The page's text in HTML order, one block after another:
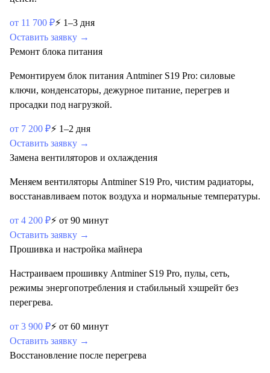
от 11 700 ₽⚡ 1–3 дня
Оставить заявку →
Ремонт блока питания
Ремонтируем блок питания Antminer S19 Pro: силовые
ключи, конденсаторы, дежурное питание, перегрев и
просадки под нагрузкой.
от 7 200 ₽⚡ 1–2 дня
Оставить заявку →
Замена вентиляторов и охлаждения
Меняем вентиляторы Antminer S19 Pro, чистим радиаторы,
восстанавливаем поток воздуха и нормальные температуры.
от 4 200 ₽⚡ от 90 минут
Оставить заявку →
Прошивка и настройка майнера
Настраиваем прошивку Antminer S19 Pro, пулы, сеть,
режимы энергопотребления и стабильный хэшрейт без
перегрева.
от 3 900 ₽⚡ от 60 минут
Оставить заявку →
Восстановление после перегрева